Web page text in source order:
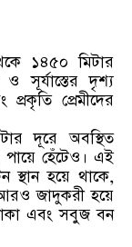
১৪৫০ মিটার
সূর্যাস্তের দৃশ্য
প্রেমীদের
দূরে অবস্থিত
হেঁটেও। এই
স্থান হয়ে থাকে,
জাদুকরী হয়ে
এবং সবুজ বন